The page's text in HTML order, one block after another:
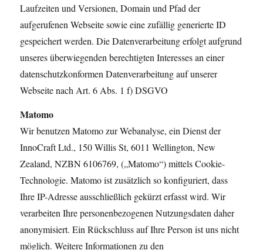
Laufzeiten und Versionen, Domain und Pfad der
aufgerufenen Webseite sowie eine zufällig generierte ID
gespeichert werden. Die Datenverarbeitung erfolgt aufgrund
unseres überwiegenden berechtigten Interesses an einer
datenschutzkonformen Datenverarbeitung auf unserer
Webseite nach Art. 6 Abs. 1 f) DSGVO
Matomo
Wir benutzen Matomo zur Webanalyse, ein Dienst der
InnoCraft Ltd., 150 Willis St, 6011 Wellington, New
Zealand, NZBN 6106769, („Matomo“) mittels Cookie-
Technologie. Matomo ist zusätzlich so konfiguriert, dass
Ihre IP-Adresse ausschließlich gekürzt erfasst wird. Wir
verarbeiten Ihre personenbezogenen Nutzungsdaten daher
anonymisiert. Ein Rückschluss auf Ihre Person ist uns nicht
möglich. Weitere Informationen zu den